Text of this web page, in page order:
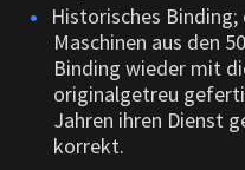
Historisches
Maschinen aus den
Binding wieder mit
originalgetreu
Jahren ihren Dienst
korrekt.